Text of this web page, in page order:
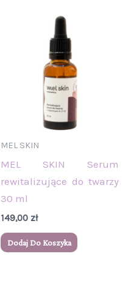
MEL SKIN
MEL SKIN Serum
rewitalizujące do twarzy
30 ml
149,00 zł
Dodaj Do Koszyka